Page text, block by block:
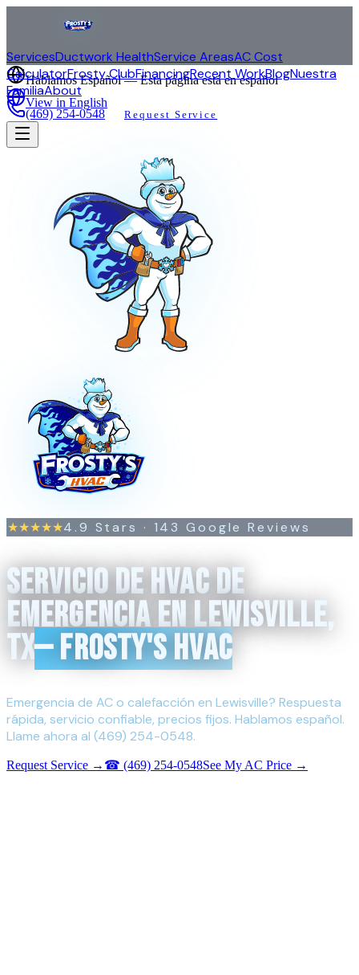
ServicesDuctwork HealthService AreasAC Cost
CalculatorFrosty ClubFinancingRecent WorkBlogNuestra
FamiliaAbout
(469) 254-0548 Request Service
Hablamos Español — Esta página está en español
View in English
★★★★★4.9 Stars · 143 Google Reviews
SERVICIO DE HVAC DE
EMERGENCIA EN LEWISVILLE,
TX— FROSTY'S HVAC
Emergencia de AC o calefacción en Lewisville? Respuesta
rápida, servicio confiable, precios fijos. Hablamos español.
Llame ahora al (469) 254-0548.
Request Service → ☎ (469) 254-0548See My AC Price →